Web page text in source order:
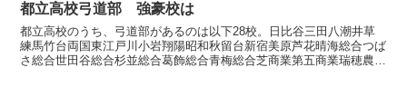
都立高校弓道部 強豪校は
都立高校のうち、弓道部があるのは以下28校。日比谷三田八潮井草
練馬竹台両国東江戸川小岩翔陽昭和秋留台新宿美原芦花晴海総合つば
さ総合世田谷総合杉並総合葛飾総合青梅総合芝商業第五商業瑞穂農芸